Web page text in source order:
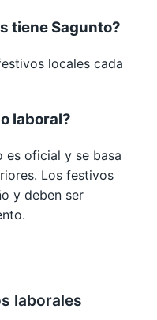
tiene Sagunto?
locales cada
laboral?
es oficial y se basa
Los festivos
y deben ser
laborales